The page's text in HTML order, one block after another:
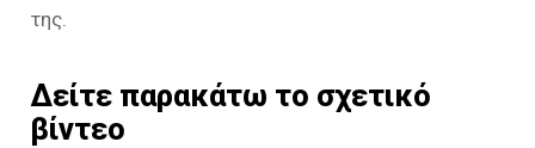
της.
Δείτε παρακάτω το σχετικό
βίντεο